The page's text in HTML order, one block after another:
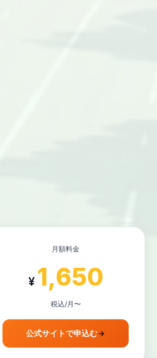
月額料金
¥ 1,650
税込/月〜
公式サイトで申込む